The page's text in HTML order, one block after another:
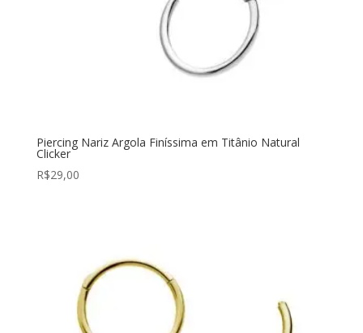
Piercing Nariz Argola Finíssima em Titânio Natural
Clicker
R$29,00